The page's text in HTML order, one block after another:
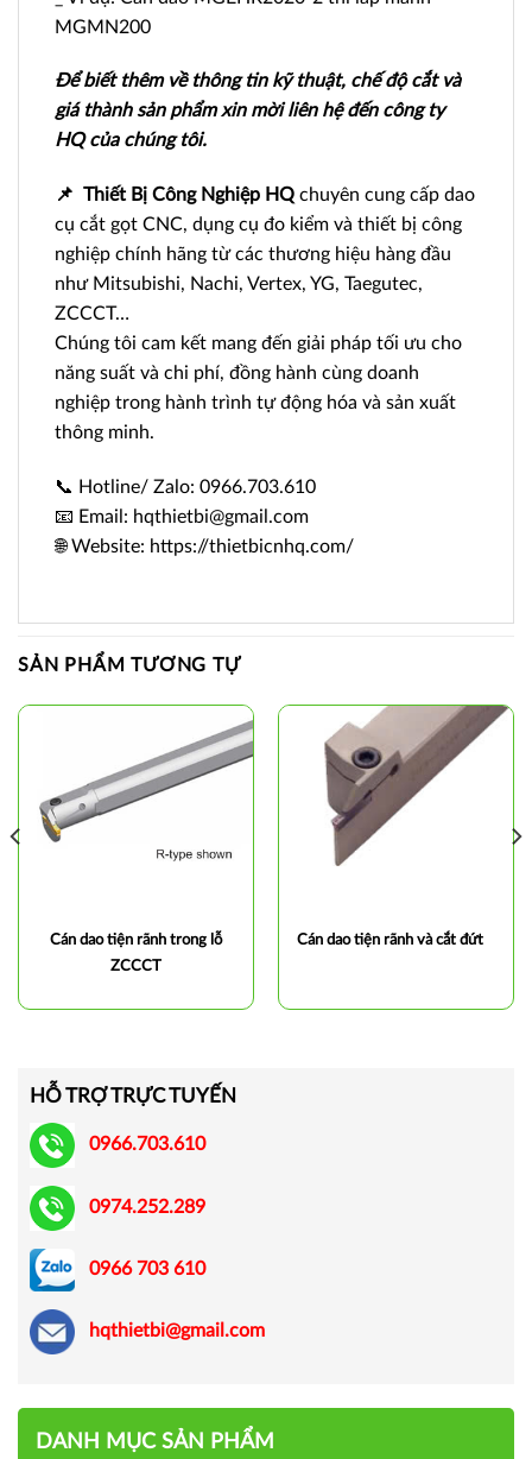
MGMN200
Để biết thêm về thông tin kỹ thuật, chế độ cắt và
giá thành sản phẩm xin mời liên hệ đến công ty
HQ của chúng tôi.
📌 Thiết Bị Công Nghiệp HQ chuyên cung cấp dao
cụ cắt gọt CNC, dụng cụ đo kiểm và thiết bị công
nghiệp chính hãng từ các thương hiệu hàng đầu
như Mitsubishi, Nachi, Vertex, YG, Taegutec,
ZCCCT…
Chúng tôi cam kết mang đến giải pháp tối ưu cho
năng suất và chi phí, đồng hành cùng doanh
nghiệp trong hành trình tự động hóa và sản xuất
thông minh.
📞 Hotline/ Zalo: 0966.703.610
📧 Email: hqthietbi@gmail.com
🌐 Website: https://thietbicnhq.com/
SẢN PHẨM TƯƠNG TỰ
Cán dao tiện rãnh trong lỗ
ZCCCT
Cán dao tiện rãnh và cắt đứt
HỖ TRỢ TRỰC TUYẾN
0966.703.610
0974.252.289
0966 703 610
hqthietbi@gmail.com
DANH MỤC SẢN PHẨM